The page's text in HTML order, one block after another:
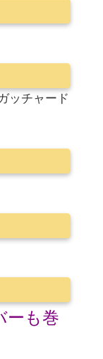
ッチャード
ーも巻